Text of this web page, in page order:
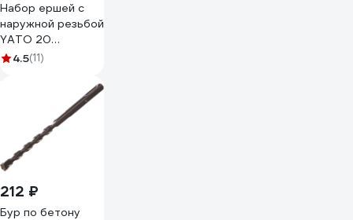
Набор ершей с
наружной резьбой
YATO 20
предметов в
369708195 092 1
4.5(11)
212 ₽
Бур по бетону